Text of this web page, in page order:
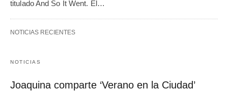
titulado And So It Went. El…
NOTICIAS RECIENTES
NOTICIAS
Joaquina comparte ‘Verano en la Ciudad’